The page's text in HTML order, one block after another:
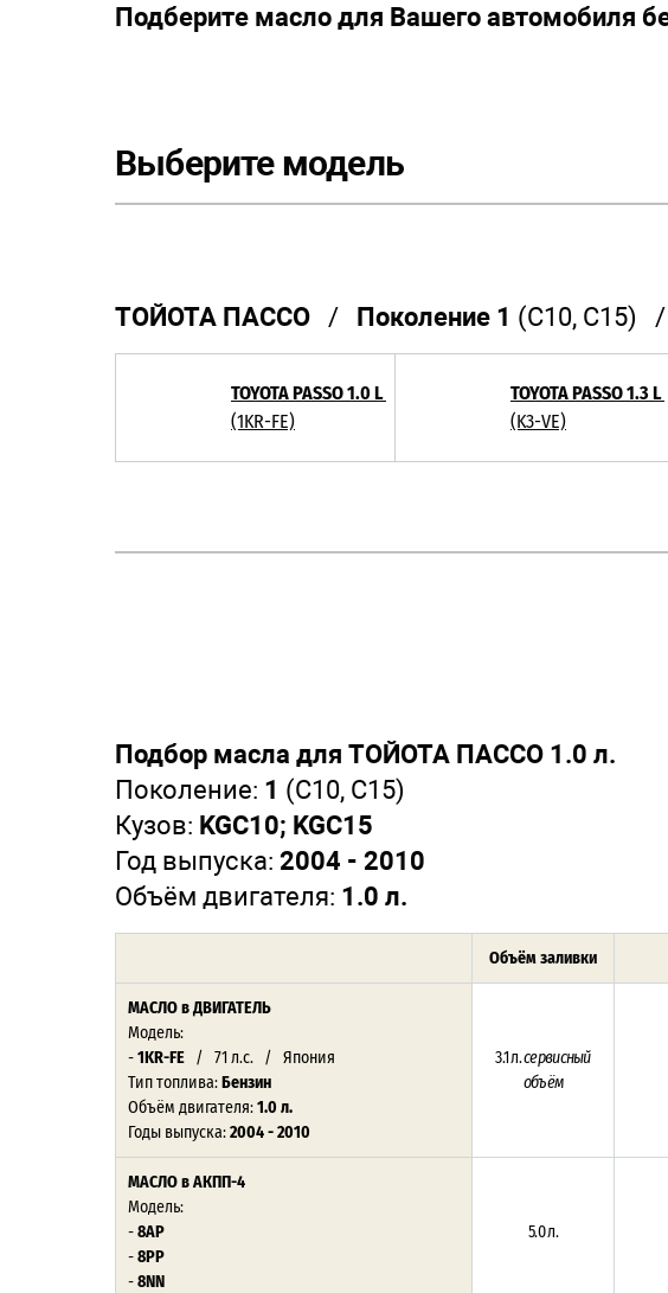
Подберите масло для Вашего автомобиля
Выберите модель
ТОЙОТА ПАССО / Поколение 1 (C10, C15) /
TOYOTA PASSO 1.0 L
(1KR-FE)
TOYOTA PASSO 1.3 L
(K3-VE)
Подбор масла для ТОЙОТА ПАССО 1.0 л.
Поколение: 1 (C10, C15)
Кузов: KGC10; KGC15
Год выпуска: 2004 - 2010
Объём двигателя: 1.0 л.
Объём заливки
МАСЛО в ДВИГАТЕЛЬ
Модель:
-1KR-FE / 71 л.с. / Япония
Тип топлива:Бензин
Объём двигателя:1.0 л.
Годы выпуска:2004 - 2010
3.1 л.сервисный
объём
МАСЛО в АКПП-4
Модель:
-8AP
-8PP
-8NN
5.0 л.